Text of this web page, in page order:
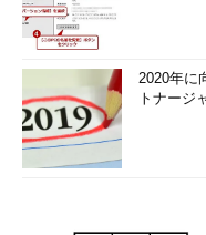
2020年に
トナージ